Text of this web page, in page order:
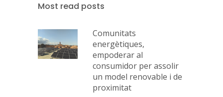
Most read posts
Comunitats
energètiques,
empoderar al
consumidor per assolir
un model renovable i de
proximitat